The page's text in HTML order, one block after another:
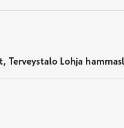
Terveystalo Lohja